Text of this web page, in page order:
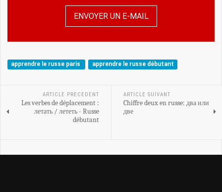
ENVOYER UN E-MAIL
apprendre le russe paris apprendre le russe débutant
ARTICLE PRECEDENT
Les verbes de déplacement :
летать / лететь - Russe
débutant
ARTICLE SUIVANT
Chiffre deux en russe: два или
две